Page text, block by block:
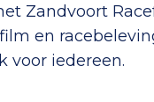
Zandvoort
en
voor iedereen.